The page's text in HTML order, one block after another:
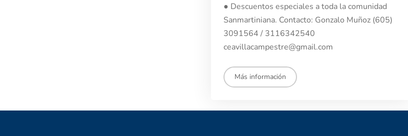
● Descuentos especiales a toda la comunidad
Sanmartiniana. Contacto: Gonzalo Muñoz (605)
3091564 / 3116342540
ceavillacampestre@gmail.com
Más información